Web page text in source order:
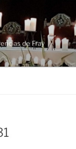
de Fray